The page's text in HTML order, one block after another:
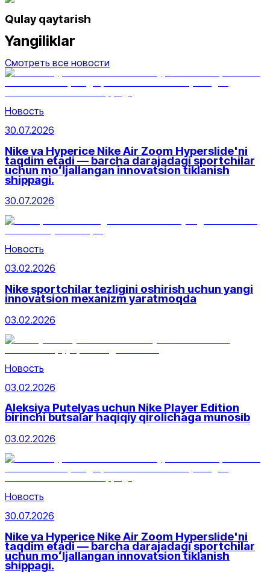
Qulay qaytarish
Yangiliklar
Смотреть все новости
Новость
30.07.2026
Nike va Hyperice Nike Air Zoom Hyperslide'ni
taqdim etadi — barcha darajadagi sportchilar
uchun moʻljallangan innovatsion tiklanish
shippagi.
30.07.2026
Новость
03.02.2026
Nike sportchilar tezligini oshirish uchun yangi
innovatsion mexanizm yaratmoqda
03.02.2026
Новость
03.02.2026
Aleksiya Putelyas uchun Nike Player Edition
birinchi butsalar haqiqiy qirolichaga munosib
03.02.2026
Новость
30.07.2026
Nike va Hyperice Nike Air Zoom Hyperslide'ni
taqdim etadi — barcha darajadagi sportchilar
uchun moʻljallangan innovatsion tiklanish
shippagi.